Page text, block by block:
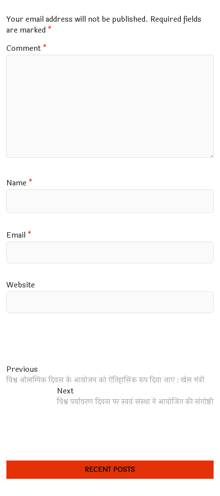
o
k
p
p
m
Your email address will not be published. Required fields
are marked *
Comment *
Name *
Email *
Website
Post
navigation
Previous
post:
विश्व ओलम्पिक दिवस के आयोजन को ऐतिहासिक रूप दिया जाए : खेल मंत्री
NextNext
post:
विश्व पर्यावरण दिवस पर स्वयं संस्था ने आयोजित की संगोष्ठी
RECENT POSTS